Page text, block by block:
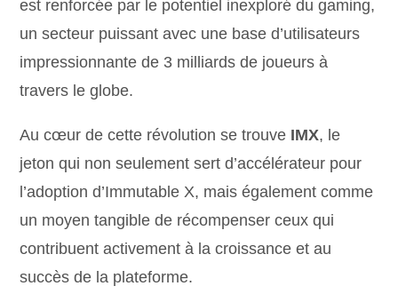
est renforcée par le potentiel inexploré du gaming,
un secteur puissant avec une base d’utilisateurs
impressionnante de 3 milliards de joueurs à
travers le globe.
Au cœur de cette révolution se trouve IMX, le
jeton qui non seulement sert d’accélérateur pour
l’adoption d’Immutable X, mais également comme
un moyen tangible de récompenser ceux qui
contribuent activement à la croissance et au
succès de la plateforme.